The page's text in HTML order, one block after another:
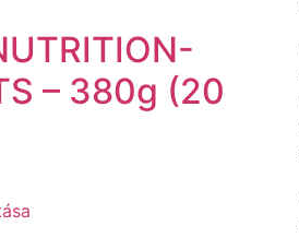
– 380g (20